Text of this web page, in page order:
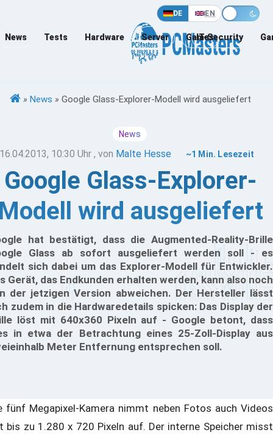
DE EN
News Tests Hardware Server Games
IT-Security
» News » Google Glass-Explorer-Modell wird ausgeliefert
News
10:30 Uhr , von Malte Hesse ~1 Min. Lesezeit
Google Glass-Explorer-
wird ausgeliefert
hat bestätigt, dass die Augmented-Reality-Brille
Glass ab sofort ausgeliefert werden soll - es
sich dabei um das Explorer-Modell für Entwickler.
Gerät, das Endkunden erhalten werden, kann also noch
der jetzigen Version abweichen. Der Hersteller lässt
zudem in die Hardwaredetails spicken: Das Display der
löst mit 640x360 Pixeln auf - Google betont, dass
in etwa der Betrachtung eines 25-Zoll-Display aus
Meter Entfernung entsprechen soll.
fünf Megapixel-Kamera nimmt neben Fotos auch Videos
bis zu 1.280 x 720 Pixeln auf. Der interne Speicher misst